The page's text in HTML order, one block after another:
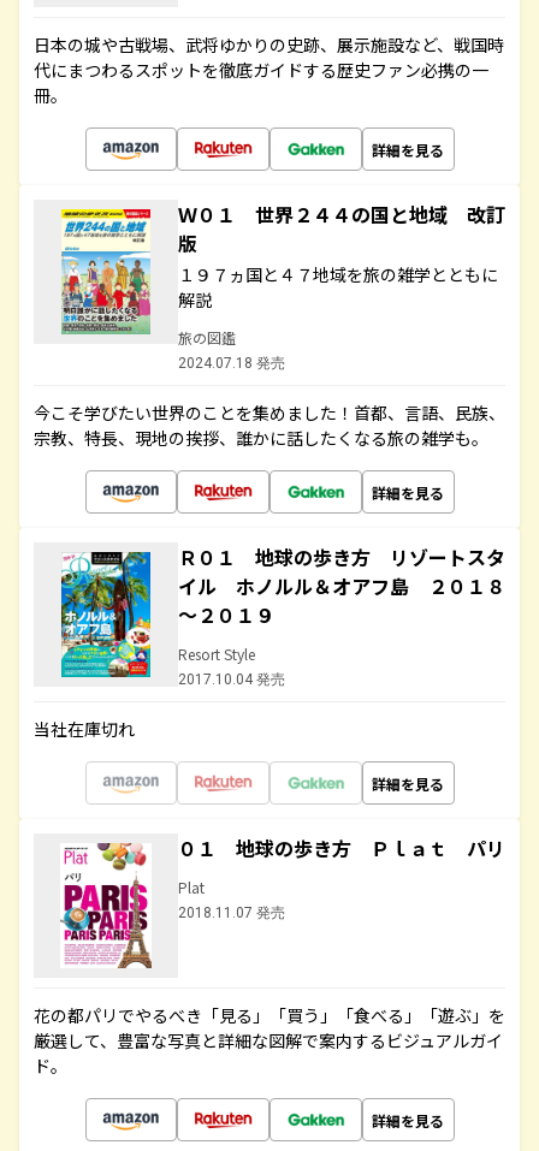
日本の城や古戦場、武将ゆかりの史跡、展示施設など、戦国時
代にまつわるスポットを徹底ガイドする歴史ファン必携の一
冊。
詳細を見る
Ｗ０１ 世界２４４の国と地域 改訂
版
１９７ヵ国と４７地域を旅の雑学とともに
解説
旅の図鑑
2024.07.18 発売
今こそ学びたい世界のことを集めました！首都、言語、民族、
宗教、特長、現地の挨拶、誰かに話したくなる旅の雑学も。
詳細を見る
Ｒ０１ 地球の歩き方 リゾートスタ
イル ホノルル＆オアフ島 ２０１８
～２０１９
Resort Style
2017.10.04 発売
当社在庫切れ
詳細を見る
０１ 地球の歩き方 Ｐｌａｔ パリ
Plat
2018.11.07 発売
花の都パリでやるべき「見る」「買う」「食べる」「遊ぶ」を
厳選して、豊富な写真と詳細な図解で案内するビジュアルガイ
ド。
詳細を見る